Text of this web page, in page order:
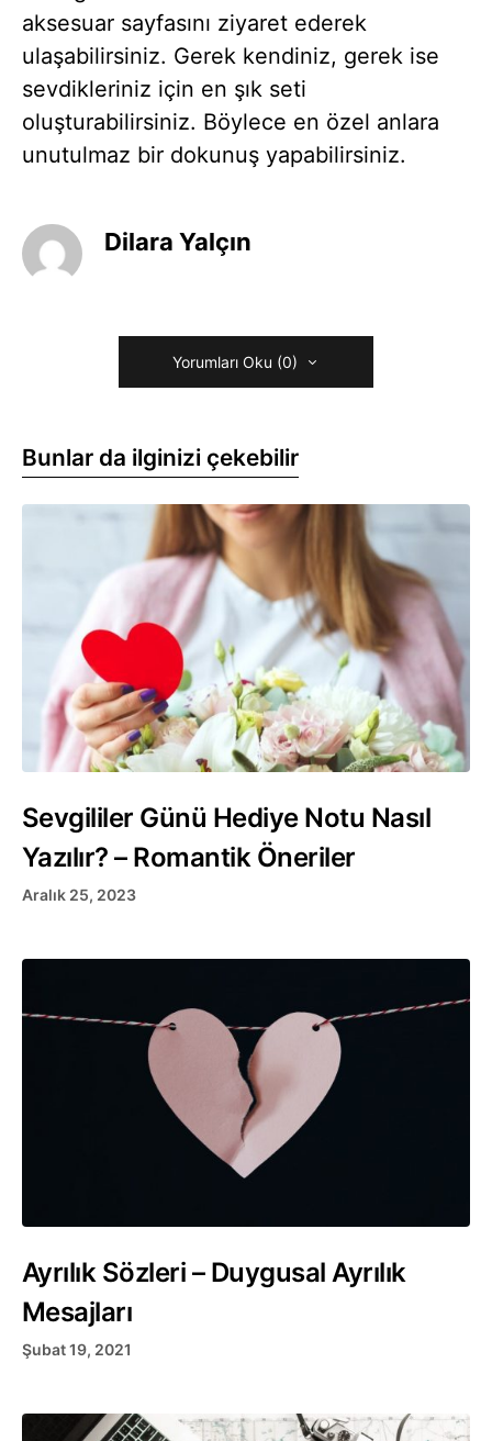
aksesuar sayfasını ziyaret ederek
ulaşabilirsiniz. Gerek kendiniz, gerek ise
sevdikleriniz için en şık seti
oluşturabilirsiniz. Böylece en özel anlara
unutulmaz bir dokunuş yapabilirsiniz.
Dilara Yalçın
Yorumları Oku (0)
Bunlar da ilginizi çekebilir
Sevgililer Günü Hediye Notu Nasıl
Yazılır? – Romantik Öneriler
Aralık 25, 2023
Ayrılık Sözleri – Duygusal Ayrılık
Mesajları
Şubat 19, 2021